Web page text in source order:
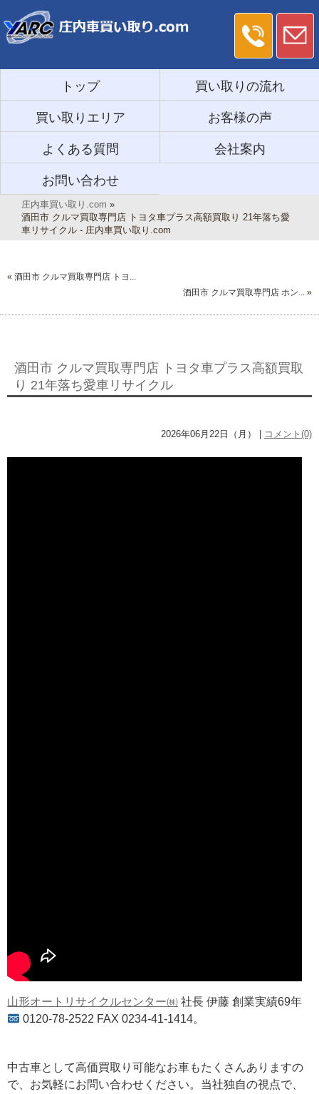
トップ 買い取りの流れ
買い取りエリア お客様の声
よくある質問 会社案内
お問い合わせ
庄内車買い取り.com »
酒田市 クルマ買取専門店 トヨタ車プラス高額買取り 21年落ち愛
車リサイクル - 庄内車買い取り.com
« 酒田市 クルマ買取専門店 トヨ...
酒田市 クルマ買取専門店 ホン... »
酒田市 クルマ買取専門店 トヨタ車プラス高額買取
り 21年落ち愛車リサイクル
2026年06月22日（月） | コメント(0)
山形オートリサイクルセンター㈱ 社長 伊藤 創業実績69年
0120-78-2522 FAX 0234-41-1414。
中古車として高価買取り可能なお車もたくさんありますの
で、お気軽にお問い合わせください。当社独自の視点で、